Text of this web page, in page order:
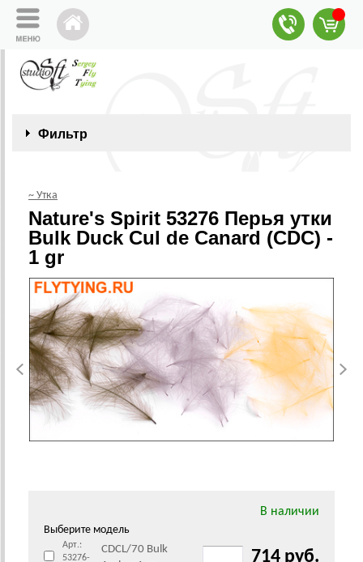
Фильтр
~ Утка
Nature's Spirit 53276 Перья утки
Bulk Duck Cul de Canard (CDC) -
1 gr
В наличии
Выберите модель
Арт.:
53276-
CDCL/70 Bulk
714 руб.